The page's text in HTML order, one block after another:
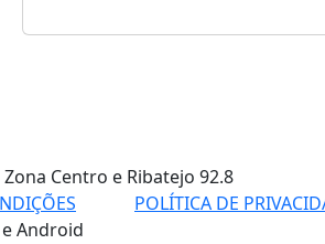
Zona Centro e Ribatejo 92.8
POLÍTICA DE
Android